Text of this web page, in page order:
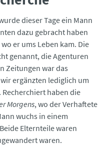
dieser Tage ein Mann
dazu gebracht haben
er ums Leben kam. Die
genannt, die Agenturen
Zeitungen war das
ergänzten lediglich um
Recherchiert haben die
Morgens, wo der Verhaftete
wuchs in einem
Elternteile waren
waren.